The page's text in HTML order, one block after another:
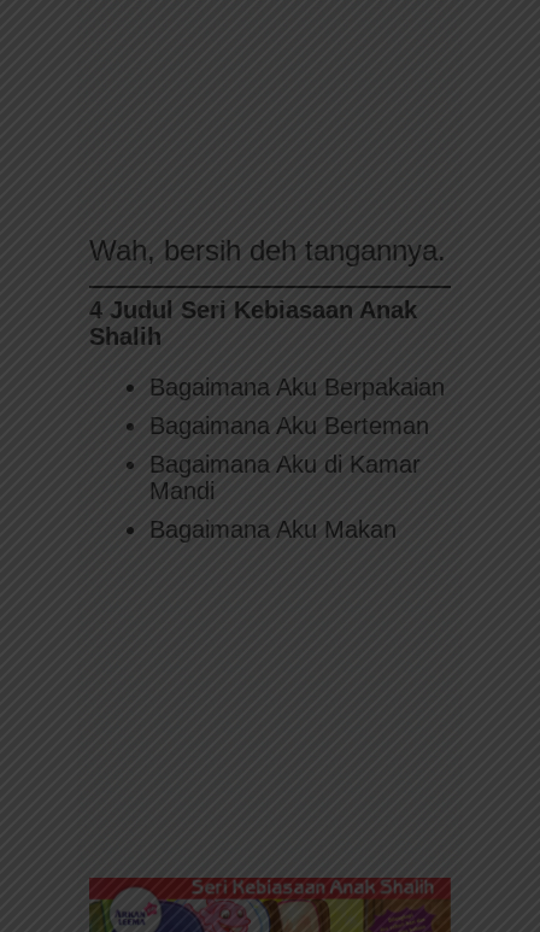
Wah, bersih deh tangannya.
4 Judul Seri Kebiasaan Anak
Shalih
Bagaimana Aku Berpakaian
Bagaimana Aku Berteman
Bagaimana Aku di Kamar
Mandi
Bagaimana Aku Makan